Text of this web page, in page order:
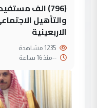
(796) الف
والتأهيل
الاربعينية
--منذ 16 ساعة